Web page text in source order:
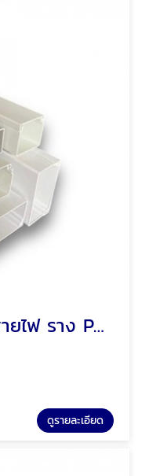
รางวายเวย์ รางเก็บสายไฟ ราง PVC พัทยา ชลบุรี
ดูรายละเอียด